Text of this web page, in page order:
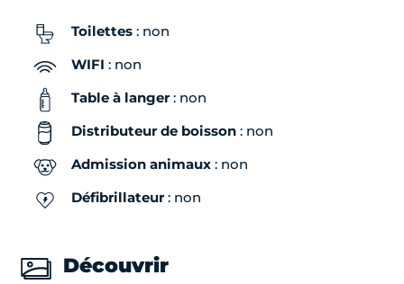
Toilettes : non
WIFI : non
Table à langer: non
Distributeur de boisson : non
Admission animaux : non
Défibrillateur: non
Découvrir